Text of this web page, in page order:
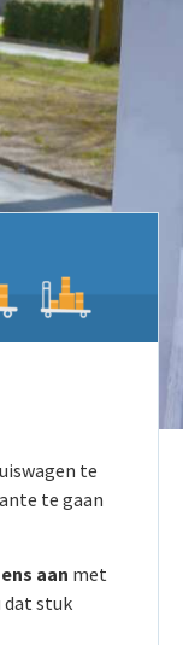
te
te gaan
aan met
dat stuk